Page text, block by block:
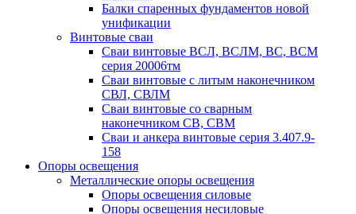
Балки спаренных фундаментов новой
унификации
Винтовые сваи
Сваи винтовые ВСЛ, ВСЛМ, ВС, ВСМ
серия 20006тм
Сваи винтовые с литым наконечником
СВЛ, СВЛМ
Сваи винтовые со сварным
наконечником СВ, СВМ
Сваи и анкера винтовые серия 3.407.9-
158
Опоры освещения
Металлические опоры освещения
Опоры освещения силовые
Опоры освещения несиловые